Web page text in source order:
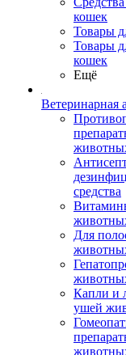
кошек
Товары
Товары
кошек
Ещё
Ветеринарная
средства
Для
Капли и
ушей